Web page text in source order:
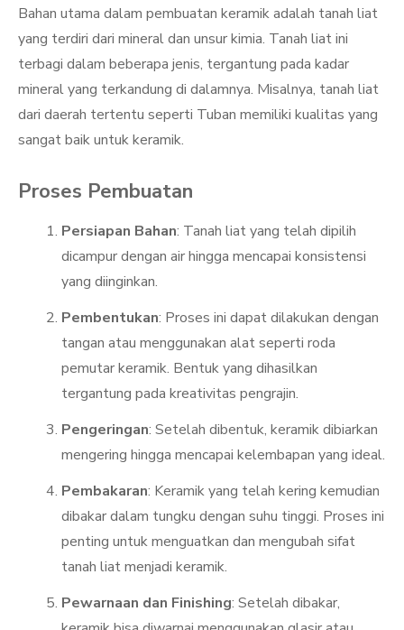
Bahan utama dalam pembuatan keramik adalah tanah liat
yang terdiri dari mineral dan unsur kimia. Tanah liat ini
terbagi dalam beberapa jenis, tergantung pada kadar
mineral yang terkandung di dalamnya. Misalnya, tanah liat
dari daerah tertentu seperti Tuban memiliki kualitas yang
sangat baik untuk keramik.
Proses Pembuatan
Persiapan Bahan: Tanah liat yang telah dipilih
dicampur dengan air hingga mencapai konsistensi
yang diinginkan.
Pembentukan: Proses ini dapat dilakukan dengan
tangan atau menggunakan alat seperti roda
pemutar keramik. Bentuk yang dihasilkan
tergantung pada kreativitas pengrajin.
Pengeringan: Setelah dibentuk, keramik dibiarkan
mengering hingga mencapai kelembapan yang ideal.
Pembakaran: Keramik yang telah kering kemudian
dibakar dalam tungku dengan suhu tinggi. Proses ini
penting untuk menguatkan dan mengubah sifat
tanah liat menjadi keramik.
Pewarnaan dan Finishing: Setelah dibakar,